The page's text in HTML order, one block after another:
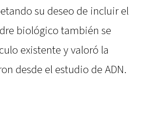
su deseo de incluir el
biológico también se
existente y valoró la
desde el estudio de ADN.